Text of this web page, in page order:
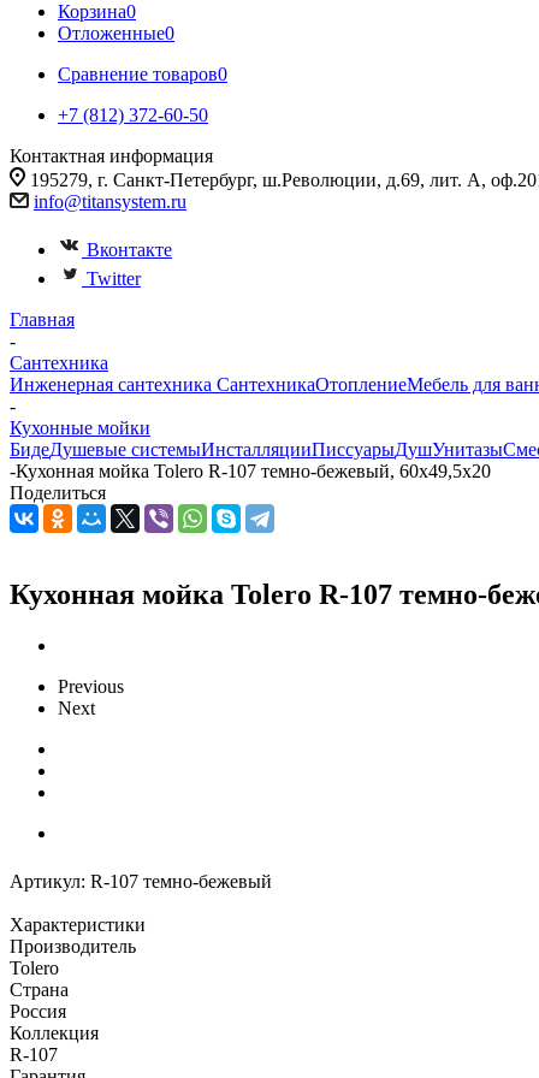
Корзина0
Отложенные0
Сравнение товаров0
+7 (812) 372-60-50
Контактная информация
195279, г. Санкт-Петербург, ш.Революции, д.69, лит. А,
info@titansystem.ru
Вконтакте
Twitter
Главная
-
Сантехника
Инженерная сантехника СантехникаОтоплениеМебель для
-
Кухонные мойки
БидеДушевые системыИнсталляцииПиссуарыДушУнитазы
-Кухонная мойка Tolero R-107 темно-бежевый, 60x49,5x20
Поделиться
Кухонная мойка Tolero R-107 темно-
Previous
Next
Артикул: R-107 темно-бежевый
Характеристики
Производитель
Tolero
Страна
Россия
Коллекция
R-107